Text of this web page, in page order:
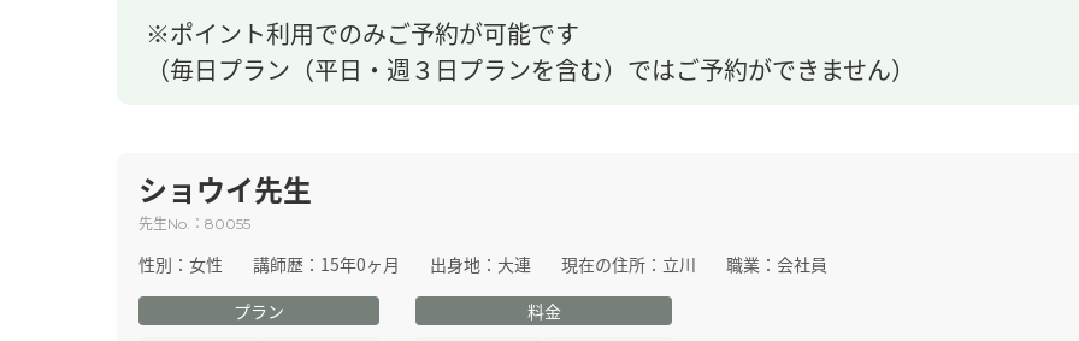
※ポイント利用でのみご予約が可能です
（毎日プラン（平日・週３日プランを含む）ではご予約ができません）
ショウイ先生
先生No. ： 80055
性別： 女性 講師歴： 15年0ヶ月 出身地： 大連 現在の住所： 立川 職業： 会社員
プラン
料金